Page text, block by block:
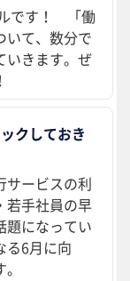
です！ 「働
いて、数分で
いきます。ぜ
クしておき
サービスの利
若手社員の早
題になってい
る6月に向